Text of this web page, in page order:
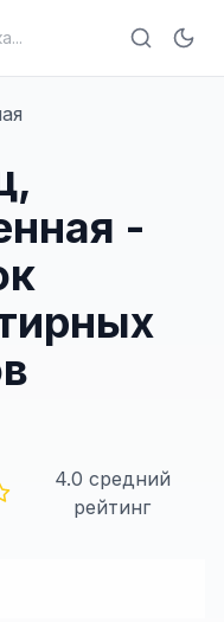
-
4.0 средний
рейтинг